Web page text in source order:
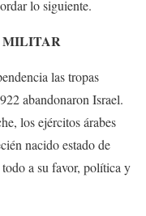
lo siguiente.
MILITAR
las tropas
abandonaron Israel.
los ejércitos árabes
nacido estado de
a su favor, política y